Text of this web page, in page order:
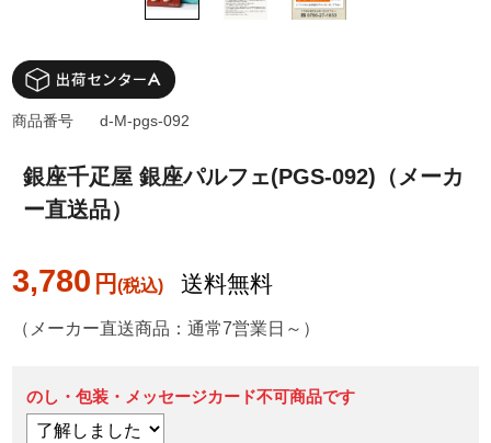
銀座千疋屋 銀座パルフェ(PGS-092)（メーカ
ー直送品）
3,780 円 送料無料
商品番号 d-M-pgs-092
（メーカー直送商品：通常7営業日～）
のし・包装・メッセージカード不可商品です